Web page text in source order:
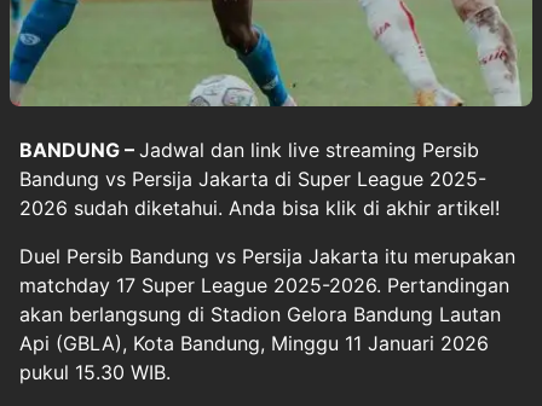
BANDUNG – Jadwal dan link live streaming Persib
Bandung vs Persija Jakarta di Super League 2025-
2026 sudah diketahui. Anda bisa klik di akhir artikel!
Duel Persib Bandung vs Persija Jakarta itu merupakan
matchday 17 Super League 2025-2026. Pertandingan
akan berlangsung di Stadion Gelora Bandung Lautan
Api (GBLA), Kota Bandung, Minggu 11 Januari 2026
pukul 15.30 WIB.